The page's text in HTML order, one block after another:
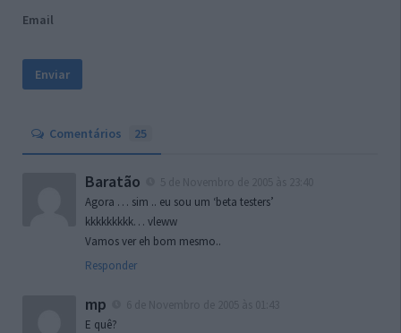
Email
Comentários 25
Baratão
Agora … sim .. eu sou um ‘beta testers’
kkkkkkkkk… vleww
Vamos ver eh bom mesmo..
Responder
mp
E quê?